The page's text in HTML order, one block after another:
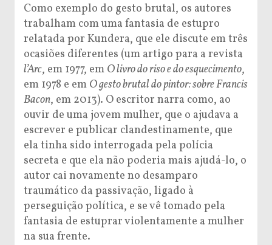
Como exemplo do gesto brutal, os autores
trabalham com uma fantasia de estupro
relatada por Kundera, que ele discute em três
ocasiões diferentes (um artigo para a revista
l’Arc, em 1977, em O livro do riso e do esquecimento,
em 1978 e em O gesto brutal dopintor: sobre Francis
Bacon, em 2013). O escritor narra como, ao
ouvir de uma jovem mulher, que o ajudava a
escrever e publicar clandestinamente, que
ela tinha sido interrogada pela polícia
secreta e que ela não poderia mais ajudá-lo, o
autor cai novamente no desamparo
traumático da passivação, ligado à
perseguição política, e se vê tomado pela
fantasia de estuprar violentamente a mulher
na sua frente.